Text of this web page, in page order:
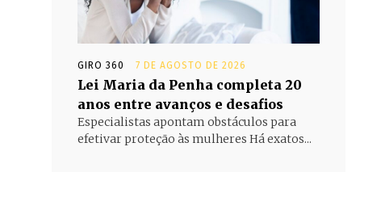
GIRO 360 7 DE AGOSTO DE 2026
Lei Maria da Penha completa 20
anos entre avanços e desafios
Especialistas apontam obstáculos para
efetivar proteção às mulheres Há exatos...